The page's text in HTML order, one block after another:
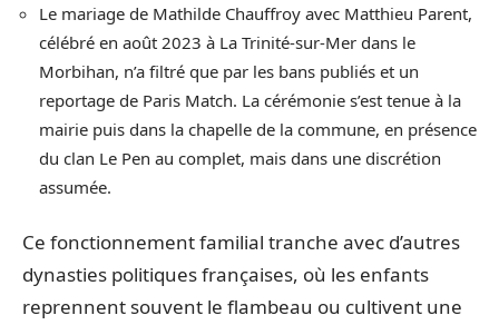
Le mariage de Mathilde Chauffroy avec Matthieu Parent,
célébré en août 2023 à La Trinité-sur-Mer dans le
Morbihan, n’a filtré que par les bans publiés et un
reportage de Paris Match. La cérémonie s’est tenue à la
mairie puis dans la chapelle de la commune, en présence
du clan Le Pen au complet, mais dans une discrétion
assumée.
Ce fonctionnement familial tranche avec d’autres
dynasties politiques françaises, où les enfants
reprennent souvent le flambeau ou cultivent une